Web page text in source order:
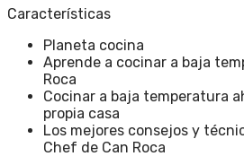
Características
Planeta cocina
Aprende a cocinar a baja
Roca
Cocinar a baja temperatura
propia casa
Los mejores consejos y
Chef de Can Roca